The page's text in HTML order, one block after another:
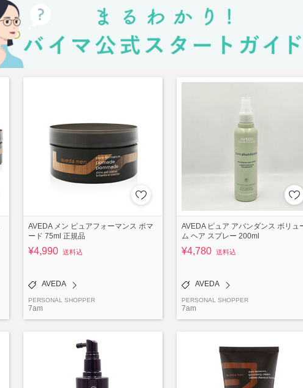
AVEDA メン ピュアフォーマンス ポマ
ード 75ml 正規品
¥4,990 送料込
AVEDA
PERSONAL SHOPPER
7am
AVEDA ピュア アバンダンス ボリュ
ム ヘア スプレー 200ml
¥4,780 送料込
AVEDA
PERSONAL SHOPPER
7am